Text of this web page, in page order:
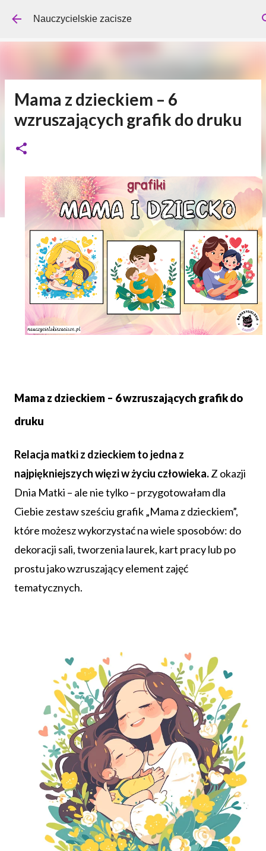
Przejdź do głównej zawartości
Nauczycielskie zacisze
Mama z dzieckiem – 6
wzruszających grafik do druku
Mama z dzieckiem – 6 wzruszających grafik do
druku
Relacja matki z dzieckiem to jedna z
najpiękniejszych więzi w życiu człowieka.Z okazji
Dnia Matki – ale nie tylko – przygotowałam dla
Ciebie zestaw sześciu grafik „Mama z dzieckiem”,
które możesz wykorzystać na wiele sposobów: do
dekoracji sali, tworzenia laurek, kart pracy lub po
prostu jako wzruszający element zajęć
tematycznych.